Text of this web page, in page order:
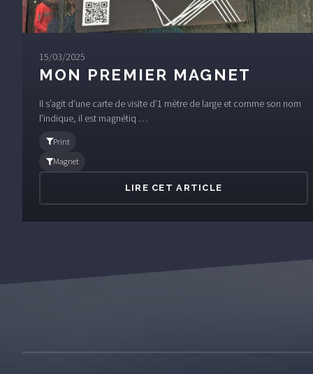
15/03/2025
MON PREMIER MAGNET
Il s’agit d’une carte de visite d’1 mètre de large et comme son nom
l’indique, il est magnétiq …
Print
Magnet
LIRE CET ARTICLE